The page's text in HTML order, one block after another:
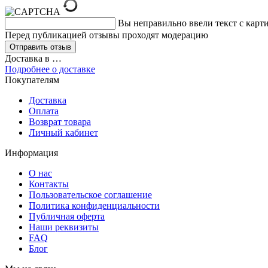
Вы неправильно ввели текст с
Перед публикацией отзывы проходят модерацию
Доставка в …
Подробнее о доставке
Покупателям
Доставка
Оплата
Возврат товара
Личный кабинет
Информация
О нас
Контакты
Пользовательское соглашение
Политика конфиденциальности
Публичная оферта
Наши реквизиты
FAQ
Блог